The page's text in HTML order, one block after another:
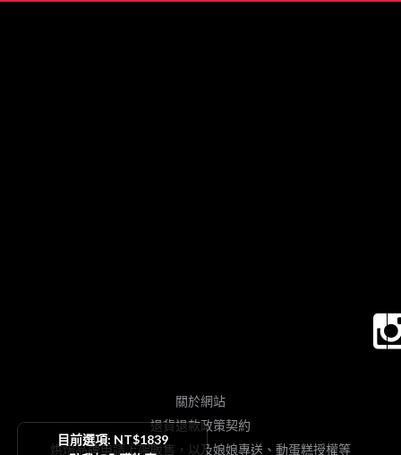
關於網站
退貨退款政策契約
烘焙品牌申請上架販售，以及娘娘專送、動蛋糕授權等
目前選項: NT$1839